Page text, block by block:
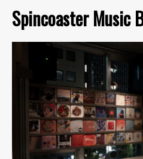
Spincoaster Music